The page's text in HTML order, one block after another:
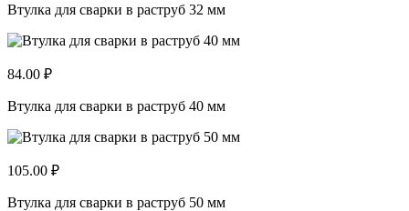
Втулка для сварки в раструб 32 мм
84.00 ₽
Втулка для сварки в раструб 40 мм
105.00 ₽
Втулка для сварки в раструб 50 мм